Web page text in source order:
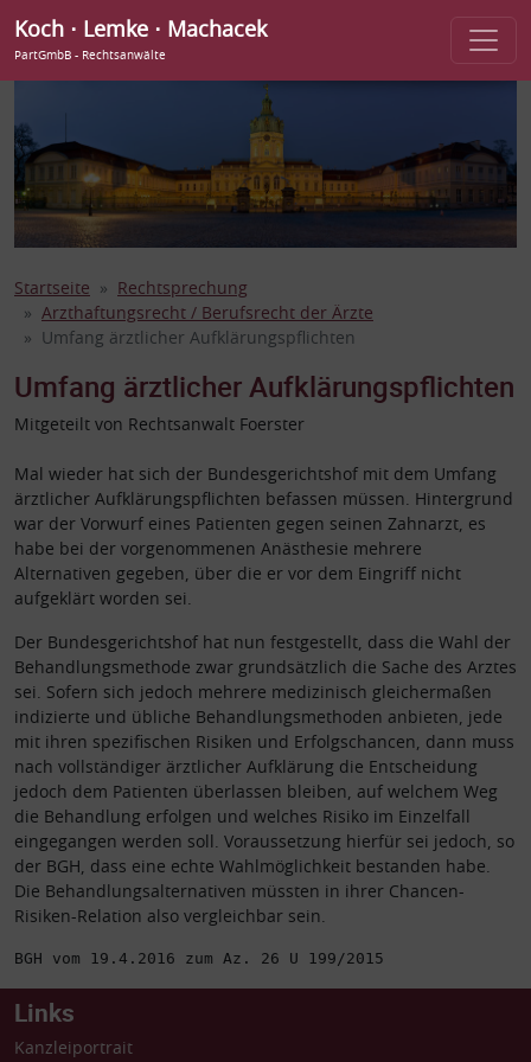
Koch ⋅ Lemke ⋅ Machacek
PartGmbB - Rechtsanwälte
Startseite
Rechtsprechung
Arzthaftungsrecht / Berufsrecht der Ärzte
Umfang ärztlicher Aufklärungspflichten
Umfang ärztlicher Aufklärungspflichten
Mitgeteilt von Rechtsanwalt Foerster
Mal wieder hat sich der Bundesgerichtshof mit dem Umfang
ärztlicher Aufklärungspflichten befassen müssen. Hintergrund
war der Vorwurf eines Patienten gegen seinen Zahnarzt, es
habe bei der vorgenommenen Anästhesie mehrere
Alternativen gegeben, über die er vor dem Eingriff nicht
aufgeklärt worden sei.
Der Bundesgerichtshof hat nun festgestellt, dass die Wahl der
Behandlungsmethode zwar grundsätzlich die Sache des Arztes
sei. Sofern sich jedoch mehrere medizinisch gleichermaßen
indizierte und übliche Behandlungsmethoden anbieten, jede
mit ihren spezifischen Risiken und Erfolgschancen, dann muss
nach vollständiger ärztlicher Aufklärung die Entscheidung
jedoch dem Patienten überlassen bleiben, auf welchem Weg
die Behandlung erfolgen und welches Risiko im Einzelfall
eingegangen werden soll. Voraussetzung hierfür sei jedoch, so
der BGH, dass eine echte Wahlmöglichkeit bestanden habe.
Die Behandlungsalternativen müssten in ihrer Chancen-
Risiken-Relation also vergleichbar sein.
BGH vom 19.4.2016 zum Az. 26 U 199/2015
Links
Kanzleiportrait